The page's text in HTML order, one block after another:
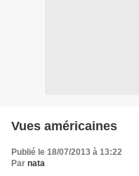
Vues américaines
Publié le 18/07/2013 à 13:22
Par nata